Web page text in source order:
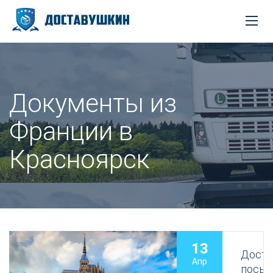
Документы из
Франции в
Красноярск
13
Апр